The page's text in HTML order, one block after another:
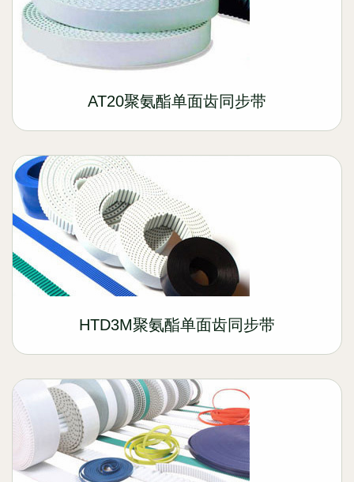
AT20聚氨酯单面齿同步带
HTD3M聚氨酯单面齿同步带